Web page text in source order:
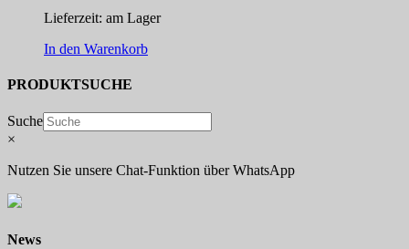
Lieferzeit: am Lager
In den Warenkorb
PRODUKTSUCHE
Suche
×
Nutzen Sie unsere Chat-Funktion über WhatsApp
News